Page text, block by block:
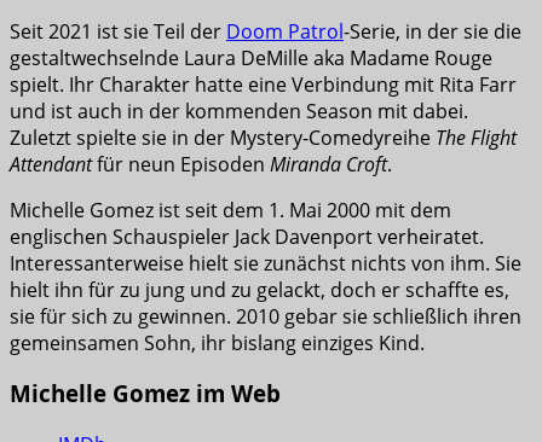
Seit 2021 ist sie Teil der Doom Patrol-Serie, in der sie die
gestaltwechselnde Laura DeMille aka Madame Rouge
spielt. Ihr Charakter hatte eine Verbindung mit Rita Farr
und ist auch in der kommenden Season mit dabei.
Zuletzt spielte sie in der Mystery-Comedyreihe The Flight
Attendantfür neun Episoden Miranda Croft.
Michelle Gomez ist seit dem 1. Mai 2000 mit dem
englischen Schauspieler Jack Davenport verheiratet.
Interessanterweise hielt sie zunächst nichts von ihm. Sie
hielt ihn für zu jung und zu gelackt, doch er schaffte es,
sie für sich zu gewinnen. 2010 gebar sie schließlich ihren
gemeinsamen Sohn, ihr bislang einziges Kind.
Michelle Gomez im Web